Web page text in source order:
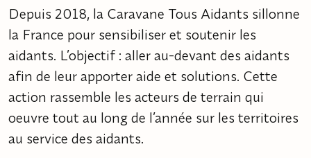
Depuis 2018, la Caravane Tous Aidants sillonne
la France pour sensibiliser et soutenir les
aidants. L’objectif : aller au-devant des aidants
afin de leur apporter aide et solutions. Cette
action rassemble les acteurs de terrain qui
oeuvre tout au long de l’année sur les territoires
au service des aidants.